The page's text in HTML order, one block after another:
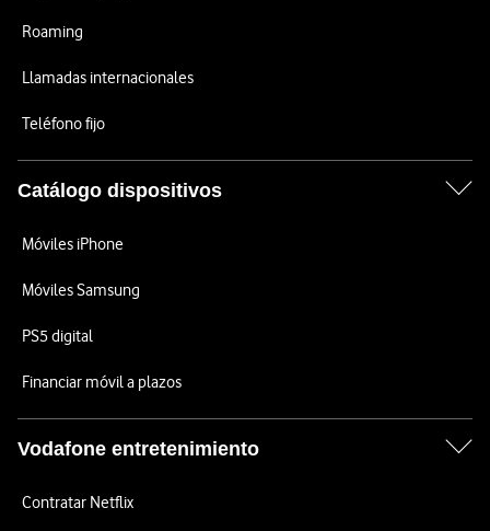
Roaming
Llamadas internacionales
Teléfono fijo
Catálogo dispositivos
Móviles iPhone
Móviles Samsung
PS5 digital
Financiar móvil a plazos
Vodafone entretenimiento
Contratar Netflix